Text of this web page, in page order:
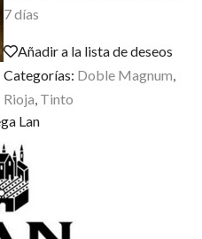
7 días
Añadir a la lista de deseos
Categorías: Doble Magnum,
Rioja, Tinto
Lan